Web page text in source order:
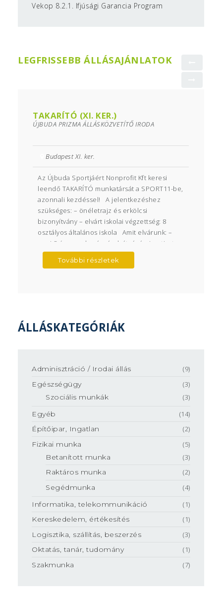
Vekop 8.2.1. Ifjúsági Garancia Program
LEGFRISSEBB ÁLLÁSAJÁNLATOK
TAKARÍTÓ (XI. KER.)
ÚJBUDA PRIZMA ÁLLÁSKÖZVETÍTŐ IRODA
Budapest XI. ker.
Az Újbuda Sportjáért Nonprofit Kft keresi
leendő TAKARÍTÓ munkatársát a SPORT11-be,
azonnali kezdéssel! A jelentkezéshez
szükséges: – önéletrajz és erkölcsi
bizonyítvány – elvárt iskolai végzettség: 8
osztályos általános iskola Amit elvárunk: –
napi 8 óra munkavégzés, hétvégén is – tiszta,
ápolt megjelenés – önálló munkavégzés –
takarítói gyakorlat Amit kínálunk: – biztos
További részletek
ÁLLÁSKATEGÓRIÁK
Adminisztráció / Irodai állás
(9)
Egészségügy
(3)
Szociális munkák
(3)
Egyéb
(14)
Építőipar, Ingatlan
(2)
Fizikai munka
(5)
Betanított munka
(3)
Raktáros munka
(2)
Segédmunka
(4)
Informatika, telekommunikáció
(1)
Kereskedelem, értékesítés
(1)
Logisztika, szállítás, beszerzés
(3)
Oktatás, tanár, tudomány
(1)
Szakmunka
(7)